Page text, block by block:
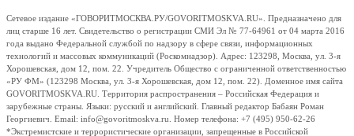
Сетевое издание «ГОВОРИТМОСКВА.РУ/GOVORITMOSKVA.RU». Предназначено для
лиц старше 16 лет. Свидетельство о регистрации СМИ Эл № 77-64961 от 04 марта 2016
года выдано Федеральной службой по надзору в сфере связи, информационных
технологий и массовых коммуникаций (Роскомнадзор). Адрес: 123298, Москва, ул. 3-я
Хорошевская, дом 12, пом. 22. Учредитель Общество с ограниченной ответственностью
«РУ ФМ» (123298 Москва, ул. 3-я Хорошевская, дом 12, пом. 22). Доменное имя сайта
GOVORITMOSKVA.RU. Территория распространения – Российская Федерация и
зарубежные страны. Языки: русский и английский. Главный редактор Бабаян Роман
Георгиевич. Email: info@govoritmoskva.ru. Номер телефона: +7 (495) 950-62-26
*Экстремистские и террористические организации, запрещенные в Российской